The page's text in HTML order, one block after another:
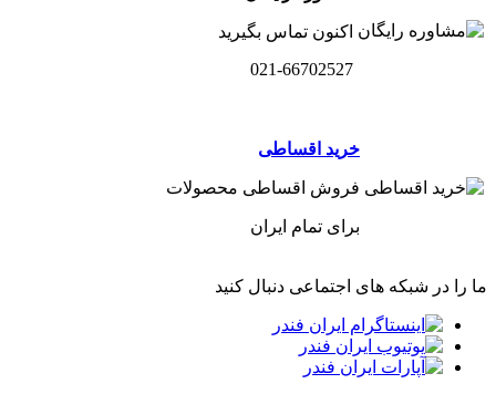
اکنون تماس بگیرید
021-66702527
خرید اقساطی
فروش اقساطی محصولات
برای تمام ایران
ما را در شبکه های اجتماعی دنبال کنید